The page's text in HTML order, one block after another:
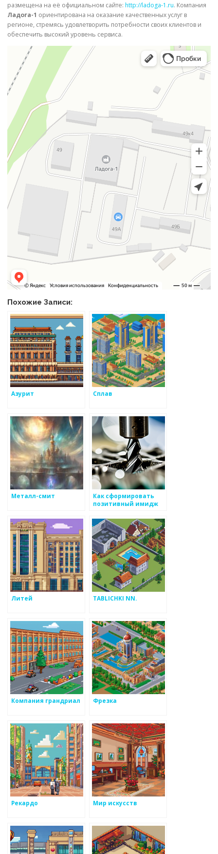
размещена на её официальном сайте: http://ladoga-1.ru. Компания
Ладога-1 ориентирована на оказание качественных услуг в
регионе, стремясь удовлетворить потребности своих клиентов и
обеспечить высокий уровень сервиса.
Похожие Записи:
Азурит Сплав
Металл-смит
Как сформировать
позитивный имидж
работающей в сфере
металлоизделий
Литей TABLICHKI NN.
Компания грандриал Фрезка
Рекардо Мир искусств